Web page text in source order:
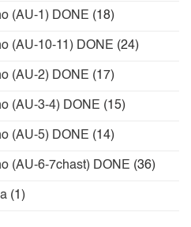
(AU-1) DONE (18)
(AU-10-11) DONE (24)
(AU-2) DONE (17)
(AU-3-4) DONE (15)
(AU-5) DONE (14)
(AU-6-7chast) DONE (36)
(1)